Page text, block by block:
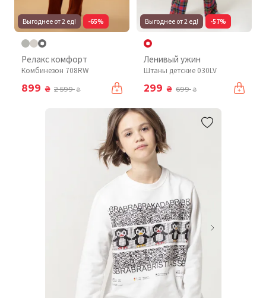
Выгоднее от 2 ед! -65%
Релакс комфорт
Комбинезон 708RW
899 ₴ 2 599₴
Выгоднее от 2 ед! -57%
Ленивый ужин
Штаны детские 030LV
299 ₴ 699₴